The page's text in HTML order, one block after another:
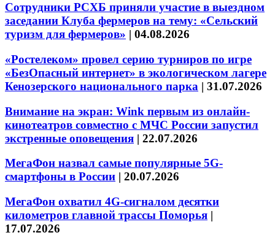
Сотрудники РСХБ приняли участие в выездном
заседании Клуба фермеров на тему: «Сельский
туризм для фермеров» | 04.08.2026
«Ростелеком» провел серию турниров по игре
«БезОпасный интернет» в экологическом лагере
Кенозерского национального парка | 31.07.2026
Внимание на экран: Wink первым из онлайн-
кинотеатров совместно с МЧС России запустил
экстренные оповещения | 22.07.2026
МегаФон назвал самые популярные 5G-
смартфоны в России | 20.07.2026
МегаФон охватил 4G-сигналом десятки
километров главной трассы Поморья |
17.07.2026